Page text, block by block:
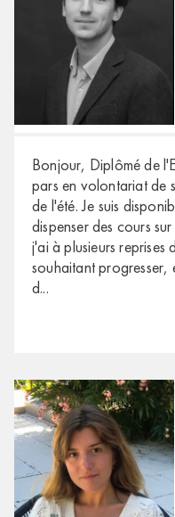
Bonjour, Diplômé de
pars en volontariat de
de l'été. Je suis
dispenser des cours
j'ai à plusieurs reprises
souhaitant progresser,
d...